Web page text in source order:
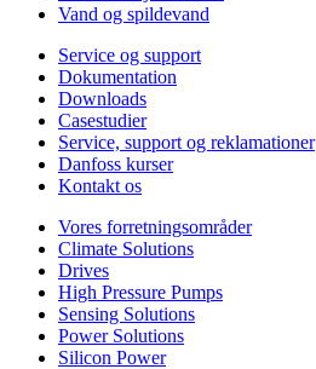
Vand og spildevand
Service og support
Dokumentation
Downloads
Casestudier
Service, support og reklamationer
Danfoss kurser
Kontakt os
Vores forretningsområder
Climate Solutions
Drives
High Pressure Pumps
Sensing Solutions
Power Solutions
Silicon Power